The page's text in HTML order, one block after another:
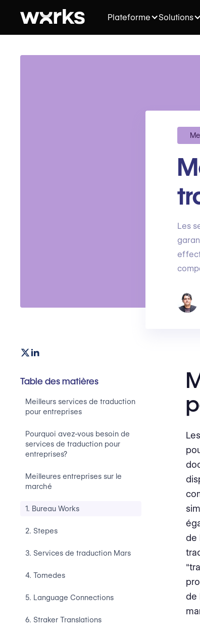
Plateforme Solutions
Les
Table des matières
‍Meilleurs services de traduction
pour entreprises
Pourquoi avez-vous besoin de
services de traduction pour
entreprises?
Meilleures entreprises sur le
marché
1. Bureau Works
2. Stepes
3. Services de traduction Mars
4. Tomedes
5. Language Connections
6. Straker Translations
de
de